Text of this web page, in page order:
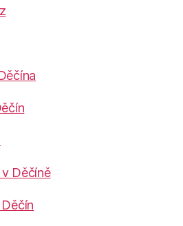
Děčíně